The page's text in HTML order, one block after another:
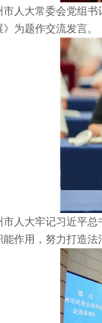
市人大常委会党组书
为题作交流发言。
市人大牢记习近平
作用，努力打造法